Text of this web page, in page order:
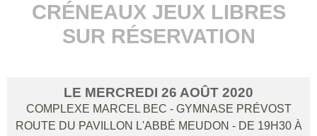
CRÉNEAUX JEUX LIBRES
SUR RÉSERVATION
LE MERCREDI 26 AOÛT 2020
COMPLEXE MARCEL BEC - GYMNASE PRÉVOST
ROUTE DU PAVILLON L'ABBÉ MEUDON - DE 19H30 À